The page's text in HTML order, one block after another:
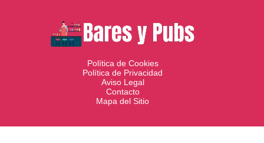
Política de Cookies
Política de Privacidad
Aviso Legal
Contacto
Mapa del Sitio